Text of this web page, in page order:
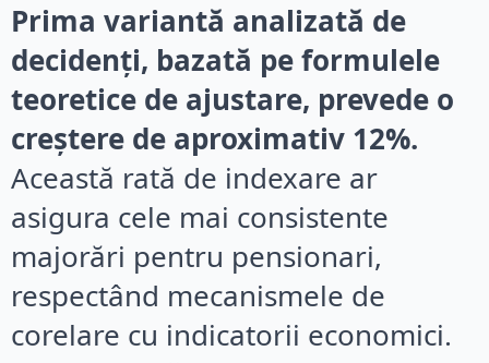
Prima variantă analizată de
decidenți, bazată pe formulele
teoretice de ajustare, prevede o
creștere de aproximativ 12%.
Această rată de indexare ar
asigura cele mai consistente
majorări pentru pensionari,
respectând mecanismele de
corelare cu indicatorii economici.